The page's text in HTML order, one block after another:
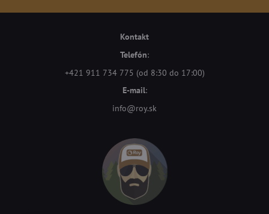
Kontakt
Telefón:
+421 911 734 775 (od 8:30 do 17:00)
E-mail:
info@roy.sk